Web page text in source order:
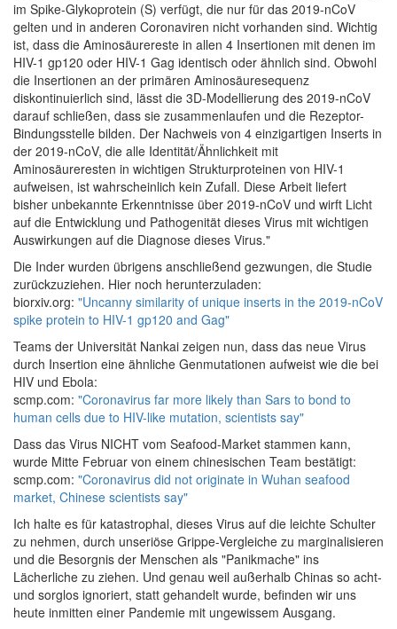
im Spike-Glykoprotein (S) verfügt, die nur für das 2019-nCoV
gelten und in anderen Coronaviren nicht vorhanden sind. Wichtig
ist, dass die Aminosäurereste in allen 4 Insertionen mit denen im
HIV-1 gp120 oder HIV-1 Gag identisch oder ähnlich sind. Obwohl
die Insertionen an der primären Aminosäuresequenz
diskontinuierlich sind, lässt die 3D-Modellierung des 2019-nCoV
darauf schließen, dass sie zusammenlaufen und die Rezeptor-
Bindungsstelle bilden. Der Nachweis von 4 einzigartigen Inserts in
der 2019-nCoV, die alle Identität/Ähnlichkeit mit
Aminosäureresten in wichtigen Strukturproteinen von HIV-1
aufweisen, ist wahrscheinlich kein Zufall. Diese Arbeit liefert
bisher unbekannte Erkenntnisse über 2019-nCoV und wirft Licht
auf die Entwicklung und Pathogenität dieses Virus mit wichtigen
Auswirkungen auf die Diagnose dieses Virus."
Die Inder wurden übrigens anschließend gezwungen, die Studie
zurückzuziehen. Hier noch herunterzuladen:
biorxiv.org: "Uncanny similarity of unique inserts in the 2019-nCoV
spike protein to HIV-1 gp120 and Gag"
Teams der Universität Nankai zeigen nun, dass das neue Virus
durch Insertion eine ähnliche Genmutationen aufweist wie die bei
HIV und Ebola:
scmp.com: "Coronavirus far more likely than Sars to bond to
human cells due to HIV-like mutation, scientists say"
Dass das Virus NICHT vom Seafood-Market stammen kann,
wurde Mitte Februar von einem chinesischen Team bestätigt:
scmp.com: "Coronavirus did not originate in Wuhan seafood
market, Chinese scientists say"
Ich halte es für katastrophal, dieses Virus auf die leichte Schulter
zu nehmen, durch unseriöse Grippe-Vergleiche zu marginalisieren
und die Besorgnis der Menschen als "Panikmache" ins
Lächerliche zu ziehen. Und genau weil außerhalb Chinas so acht-
und sorglos ignoriert, statt gehandelt wurde, befinden wir uns
heute inmitten einer Pandemie mit ungewissem Ausgang.